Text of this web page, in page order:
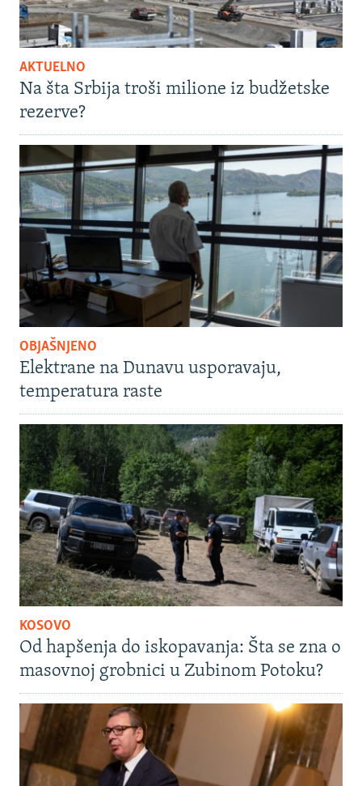
AKTUELNO
Na šta Srbija troši milione iz budžetske
rezerve?
OBJAŠNJENO
Elektrane na Dunavu usporavaju,
temperatura raste
KOSOVO
Od hapšenja do iskopavanja: Šta se zna o
masovnoj grobnici u Zubinom Potoku?